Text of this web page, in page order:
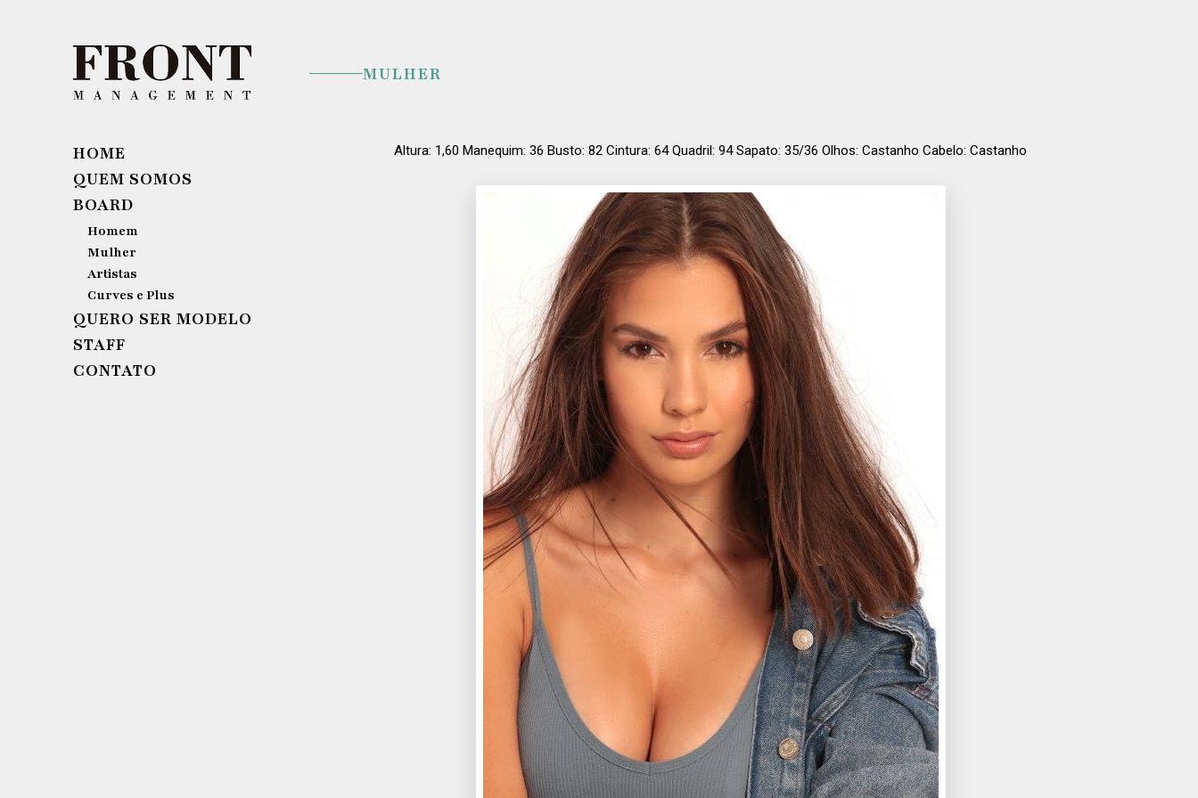
HOME
QUEM SOMOS
BOARD
Homem
Mulher
Artistas
Curves e Plus
QUERO SER MODELO
STAFF
CONTATO
MULHER
Altura: 1,60 Manequim: 36 Busto: 82 Cintura: 64 Quadril: 94 Sapato: 35/36 Olhos: Castanho Cabelo: Castanho